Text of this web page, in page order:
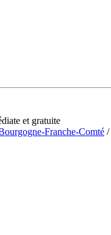
et gratuite
Franche-Comté /